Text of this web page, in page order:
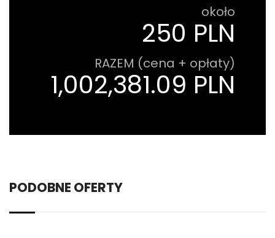
około
250 PLN
RAZEM (cena + opłaty)
1,002,381.09 PLN
PODOBNE OFERTY